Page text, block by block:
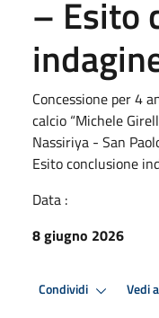
– Esito
Concessione per 4
calcio “Michele
Nassiriya - San
Esito conclusione
Data :
8 giugno 2026
Condividi Vedi